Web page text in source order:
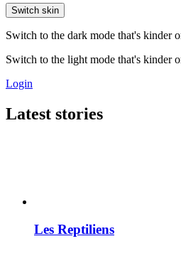
Switch skin
Switch to the dark mode that's kinder
Switch to the light mode that's kinder
Login
Latest stories
Les Reptiliens